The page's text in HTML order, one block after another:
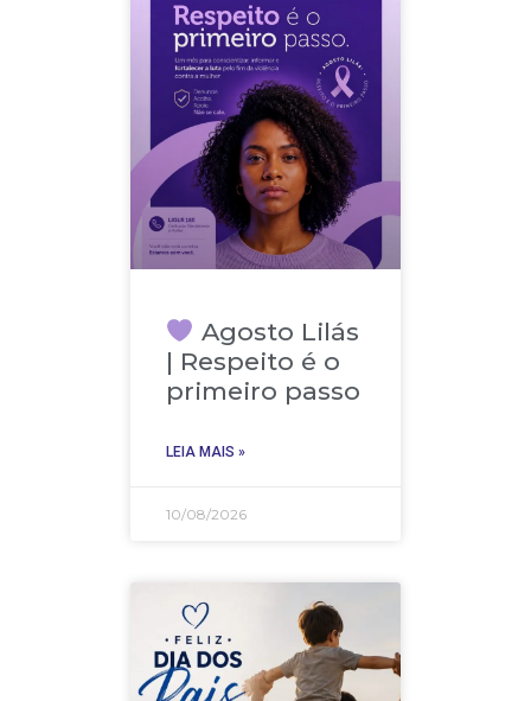
Agosto Lilás
| Respeito é o
primeiro passo
LEIA MAIS »
10/08/2026